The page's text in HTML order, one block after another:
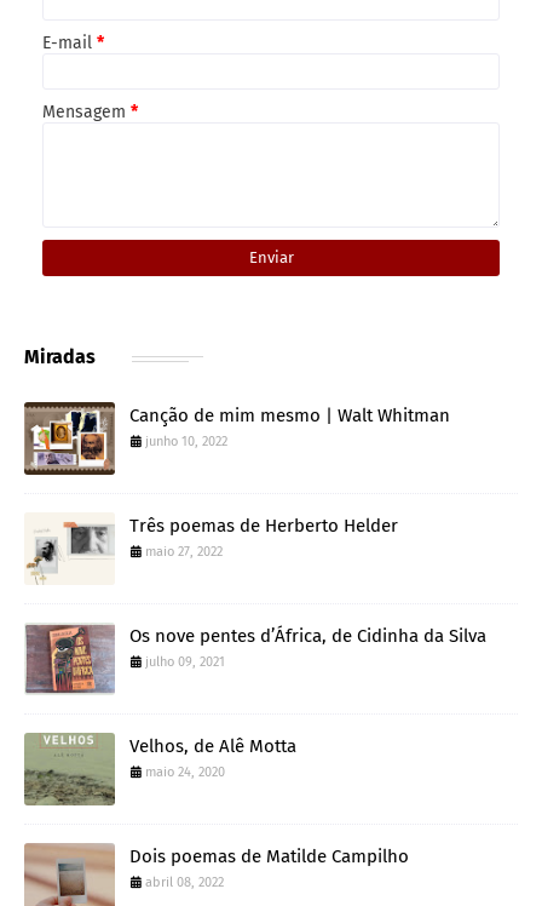
E-mail *
Mensagem *
Miradas
Canção de mim mesmo | Walt Whitman
junho 10, 2022
Três poemas de Herberto Helder
maio 27, 2022
Os nove pentes d’África, de Cidinha da Silva
julho 09, 2021
Velhos, de Alê Motta
maio 24, 2020
Dois poemas de Matilde Campilho
abril 08, 2022